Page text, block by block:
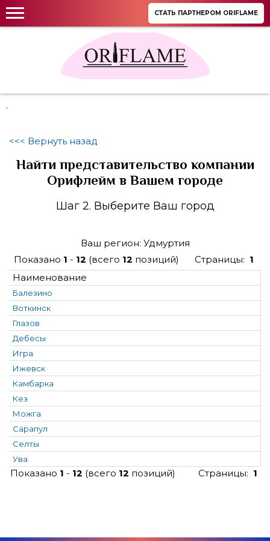
СТАТЬ ПАРТНЕРОМ ORIFLAME
.
<<< Вернуть назад
Найти представительство компании
Орифлейм в Вашем городе
Шаг 2. Выберите Ваш город
Ваш регион: Удмуртия
Показано 1 - 12 (всего 12 позиций) Страницы: 1
Наименование
Балезино
Воткинск
Глазов
Дебесы
Игра
Ижевск
Камбарка
Кез
Можга
Сарапул
Селты
Ува
Показано 1 - 12 (всего 12 позиций) Страницы: 1